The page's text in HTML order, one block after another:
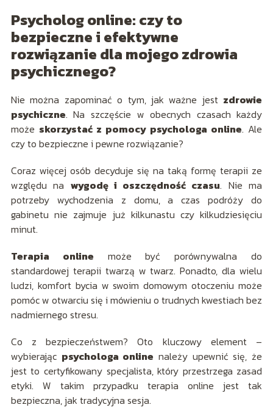
Psycholog online: czy to
bezpieczne i efektywne
rozwiązanie dla mojego zdrowia
psychicznego?
Nie można zapominać o tym, jak ważne jest zdrowie
psychiczne. Na szczęście w obecnych czasach każdy
może skorzystać z pomocy psychologa online. Ale
czy to bezpieczne i pewne rozwiązanie?
Coraz więcej osób decyduje się na taką formę terapii ze
względu na wygodę i oszczędność czasu. Nie ma
potrzeby wychodzenia z domu, a czas podróży do
gabinetu nie zajmuje już kilkunastu czy kilkudziesięciu
minut.
Terapia online może być porównywalna do
standardowej terapii twarzą w twarz. Ponadto, dla wielu
ludzi, komfort bycia w swoim domowym otoczeniu może
pomóc w otwarciu się i mówieniu o trudnych kwestiach bez
nadmiernego stresu.
Co z bezpieczeństwem? Oto kluczowy element –
wybierając psychologa online należy upewnić się, że
jest to certyfikowany specjalista, który przestrzega zasad
etyki. W takim przypadku terapia online jest tak
bezpieczna, jak tradycyjna sesja.